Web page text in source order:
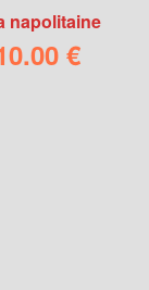
napolitaine
€